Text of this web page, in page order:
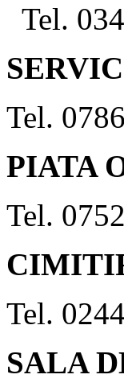
Tel.
Tel.
PIATA
Tel.
Tel.
SALA